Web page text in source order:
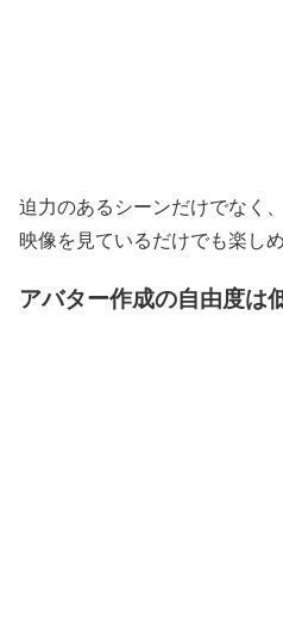
迫力のあるシーンだけでなく
映像を見ているだけでも楽しめ
アバター作成の自由度は